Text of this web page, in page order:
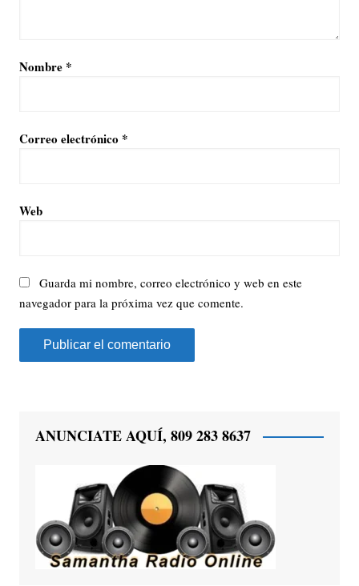
Nombre *
Correo electrónico *
Web
Guarda mi nombre, correo electrónico y web en este
navegador para la próxima vez que comente.
ANUNCIATE AQUÍ, 809 283 8637